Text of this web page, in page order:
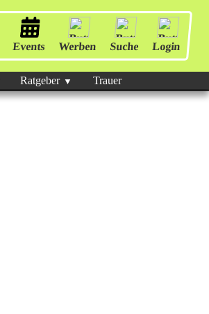
Events Werben Suche Login
Ratgeber Trauer